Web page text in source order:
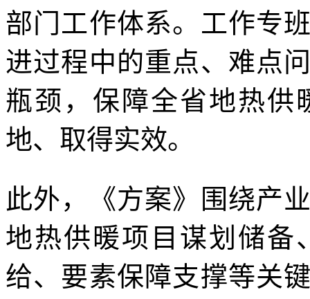
部门工作体系。工作专
进过程中的重点、难点
瓶颈，保障全省地热供
地、取得实效。
此外，《方案》围绕产
地热供暖项目谋划储备
给、要素保障支撑等关